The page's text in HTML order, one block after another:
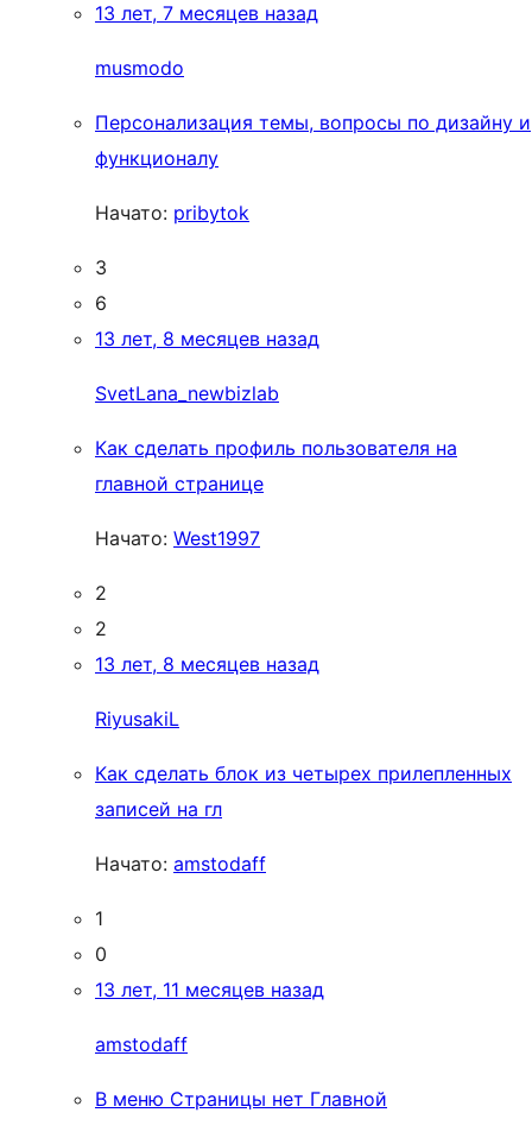
13 лет, 7 месяцев назад
musmodo
Персонализация темы, вопросы по дизайну и
функционалу
Начато: pribytok
3
6
13 лет, 8 месяцев назад
SvetLana_newbizlab
Как сделать профиль пользователя на
главной странице
Начато: West1997
2
2
13 лет, 8 месяцев назад
RiyusakiL
Как сделать блок из четырех прилепленных
записей на гл
Начато: amstodaff
1
0
13 лет, 11 месяцев назад
amstodaff
В меню Страницы нет Главной